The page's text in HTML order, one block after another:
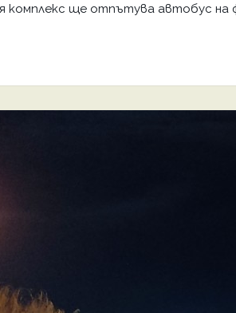
комплекс ще отпътува автобус на